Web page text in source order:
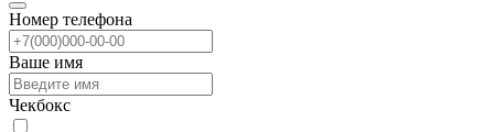
Номер телефона
Ваше имя
Чекбокс